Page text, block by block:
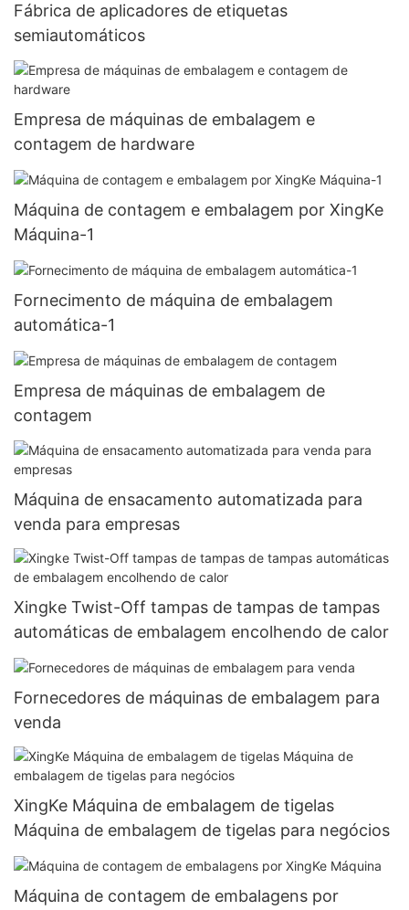
Fábrica de aplicadores de etiquetas
semiautomáticos
Empresa de máquinas de embalagem e
contagem de hardware
Máquina de contagem e embalagem por XingKe
Máquina-1
Fornecimento de máquina de embalagem
automática-1
Empresa de máquinas de embalagem de
contagem
Máquina de ensacamento automatizada para
venda para empresas
Xingke Twist-Off tampas de tampas de tampas
automáticas de embalagem encolhendo de calor
Fornecedores de máquinas de embalagem para
venda
XingKe Máquina de embalagem de tigelas
Máquina de embalagem de tigelas para negócios
Máquina de contagem de embalagens por